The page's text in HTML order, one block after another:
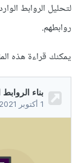
لتحليل الروابط
روابطهم.
يمكنك قراءة هذه